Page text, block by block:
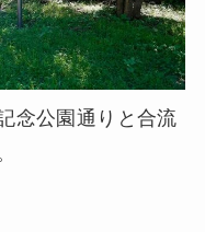
念公園通りと合流